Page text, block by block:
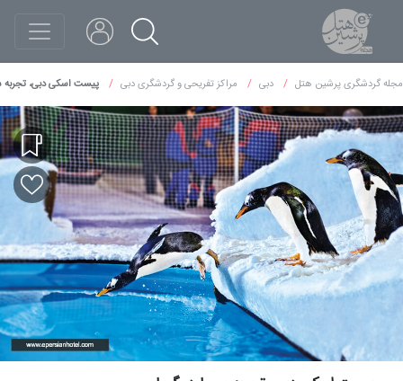
مجله گردشگری پرشین هتل دبی مراکز تفریحی و گردشگری دبی پیست اسکی دبی، تجربه